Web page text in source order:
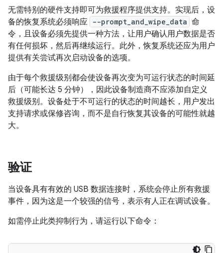
无需特别的硬件支持即可为救援程序提供支持。实现后，设
备的恢复系统必须响应 --prompt_and_wipe_data 命
令，且设备必须先提供一种方法，让用户确认用户数据是否
有任何损坏，然后再继续运行。此外，恢复系统还应为用户
提供有关尝试再次启动设备的选项。
由于每个救援级别都会使设备再次变为可运行状态的时间延
后（可能长达 5 分钟），因此设备制造商不应添加自定义
救援级别。设备处于不可运行的状态的时间越长，用户发出
支持请求或保修咨询，而不是自行恢复其设备的可能性就越
大。
验证
当设备具有有效的 USB 数据连接时，系统会停止所有救援
事件，因为这是一个较强的信号，表示有人正在调试设备。
如需停止此类抑制行为，请运行以下命令：